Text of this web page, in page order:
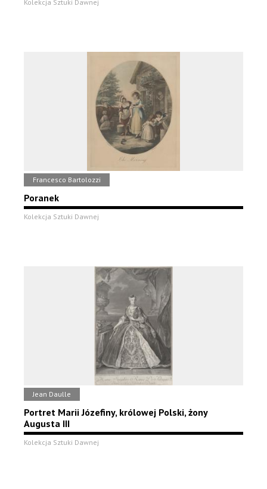
Kolekcja Sztuki Dawnej
Francesco Bartolozzi
Poranek
Kolekcja Sztuki Dawnej
Jean Daulle
Portret Marii Józefiny, królowej Polski, żony
Augusta III
Kolekcja Sztuki Dawnej